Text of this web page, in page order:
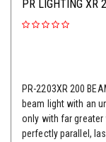
PR LIGHTING XR
PR-2203XR 200
beam light with an
only with far greater
perfectly parallel,